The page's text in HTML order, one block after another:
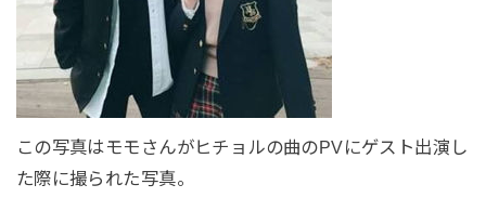
この写真はモモさんがヒチョルの曲のPVにゲスト出演し
た際に撮られた写真。